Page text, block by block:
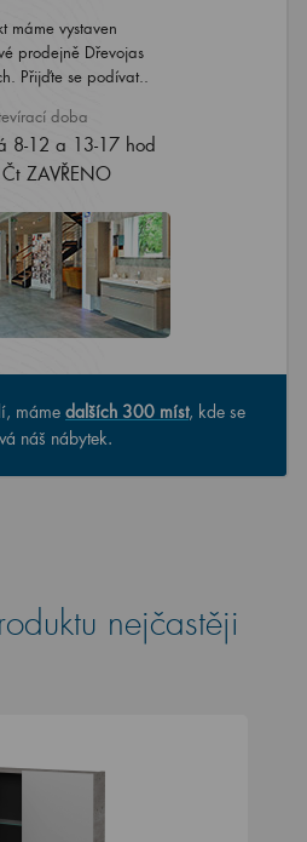
máme vystaven
prodejně Dřevojas
Přijďte se podívat..
doba
8-12 a 13-17 hod
ZAVŘENO
máme dalších 300 míst, kde se
náš nábytek.
nejčastěji